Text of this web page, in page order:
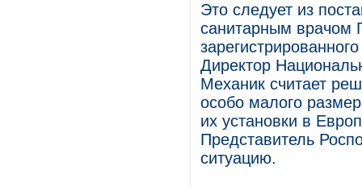
Это следует из
санитарным врачом
Директор
Механик считает
особо малого
их установки в
Представитель
ситуацию.